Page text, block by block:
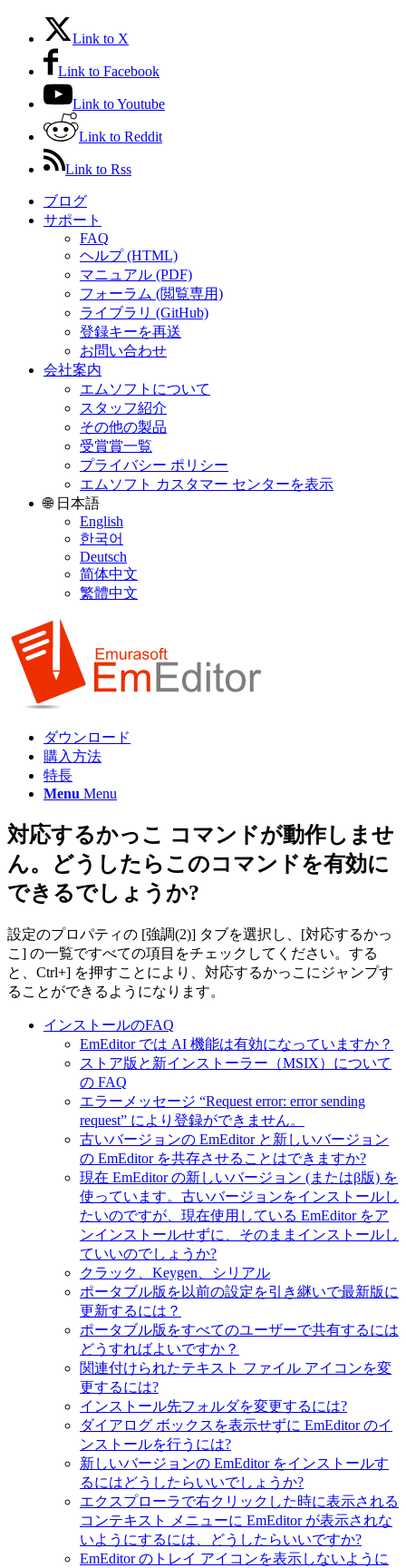
Link to X
Link to Facebook
Link to Youtube
Link to Reddit
Link to Rss
ブログ
サポート
FAQ
ヘルプ (HTML)
マニュアル (PDF)
フォーラム (閲覧専用)
ライブラリ (GitHub)
登録キーを再送
お問い合わせ
会社案内
エムソフトについて
スタッフ紹介
その他の製品
受賞賞一覧
プライバシー ポリシー
エムソフト カスタマー センターを表示
🌐 日本語
English
한국어
Deutsch
简体中文
繁體中文
ダウンロード
購入方法
特長
Menu Menu
対応するかっこ コマンドが動作しませ
ん。どうしたらこのコマンドを有効に
できるでしょうか?
設定のプロパティの [強調(2)] タブを選択し、[対応するかっ
こ] の一覧ですべての項目をチェックしてください。する
と、Ctrl+] を押すことにより、対応するかっこにジャンプす
ることができるようになります。
インストールのFAQ
EmEditor では AI 機能は有効になっていますか？
ストア版と新インストーラー（MSIX）について
の FAQ
エラーメッセージ “Request error: error sending
request” により登録ができません。
古いバージョンの EmEditor と新しいバージョン
の EmEditor を共存させることはできますか?
現在 EmEditor の新しいバージョン (またはβ版) を
使っています。古いバージョンをインストールし
たいのですが、現在使用している EmEditor をア
ンインストールせずに、そのままインストールし
ていいのでしょうか?
クラック、Keygen、シリアル
ポータブル版を以前の設定を引き継いで最新版に
更新するには？
ポータブル版をすべてのユーザーで共有するには
どうすればよいですか？
関連付けられたテキスト ファイル アイコンを変
更するには?
インストール先フォルダを変更するには?
ダイアログ ボックスを表示せずに EmEditor のイ
ンストールを行うには?
新しいバージョンの EmEditor をインストールす
るにはどうしたらいいでしょうか?
エクスプローラで右クリックした時に表示される
コンテキスト メニューに EmEditor が表示されな
いようにするには、どうしたらいいですか?
EmEditor のトレイ アイコンを表示しないように